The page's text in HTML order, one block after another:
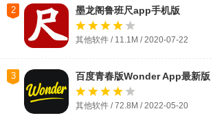
2 墨龙阁鲁班尺app手机版
其他软件 / 11.1M / 2020-07-22
3 百度青春版Wonder App最新版
其他软件 / 72.8M / 2022-05-20